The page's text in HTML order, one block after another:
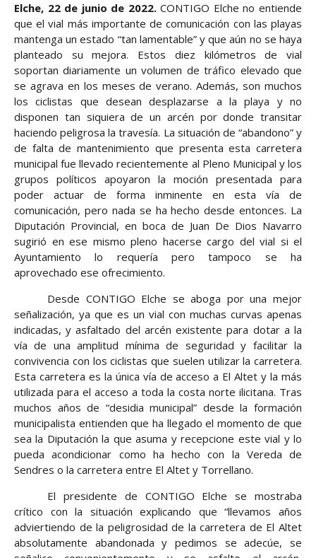
Elche, 22 de junio de 2022.CONTIGO Elche no entiende
que el vial más importante de comunicación con las playas
mantenga un estado “tan lamentable” y que aún no se haya
planteado su mejora. Estos diez kilómetros de vial
soportan diariamente un volumen de tráfico elevado que
se agrava en los meses de verano. Además, son muchos
los ciclistas que desean desplazarse a la playa y no
disponen tan siquiera de un arcén por donde transitar
haciendo peligrosa la travesía. La situación de “abandono” y
de falta de mantenimiento que presenta esta carretera
municipal fue llevado recientemente al Pleno Municipal y los
grupos políticos apoyaron la moción presentada para
poder actuar de forma inminente en esta vía de
comunicación, pero nada se ha hecho desde entonces. La
Diputación Provincial, en boca de Juan De Dios Navarro
sugirió en ese mismo pleno hacerse cargo del vial si el
Ayuntamiento lo requería pero tampoco se ha
aprovechado ese ofrecimiento.
Desde CONTIGO Elche se aboga por una mejor
señalización, ya que es un vial con muchas curvas apenas
indicadas, y asfaltado del arcén existente para dotar a la
vía de una amplitud mínima de seguridad y facilitar la
convivencia con los ciclistas que suelen utilizar la carretera.
Esta carretera es la única vía de acceso a El Altet y la más
utilizada para el acceso a toda la costa norte ilicitana. Tras
muchos años de “desidia municipal” desde la formación
municipalista entienden que ha llegado el momento de que
sea la Diputación la que asuma y recepcione este vial y lo
pueda acondicionar como ha hecho con la Vereda de
Sendres o la carretera entre El Altet y Torrellano.
El presidente de CONTIGO Elche se mostraba
crítico con la situación explicando que “llevamos años
adviertiendo de la peligrosidad de la carretera de El Altet
absolutamente abandonada y pedimos se adecúe, se